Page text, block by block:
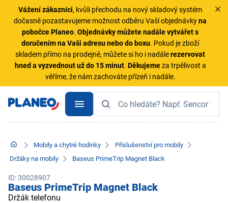
Vážení zákazníci, kvůli přechodu na nový skladový systém
dočasně pozastavujeme možnost odběru Vaší objednávkyna
pobočce Planeo.Objednávky můžete nadále vytvářet s
doručením na Vaši adresu nebo do boxu. Pokud je zboží
skladem přímo na prodejně, můžete si ho i nadálerezervovat
hned a vyzvednout už do 15 minut. Děkujemeza trpělivost a
věříme, že nám zachováte přízeň i nadále.
Mobily a chytré hodinky
Příslušenství pro mobily
Držáky na mobily
Baseus PrimeTrip Magnet Black
ID: 30028907
Baseus PrimeTrip Magnet Black
Držák telefonu